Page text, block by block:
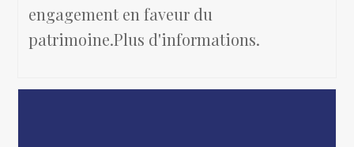
engagement en faveur du
patrimoine.Plus d'informations.